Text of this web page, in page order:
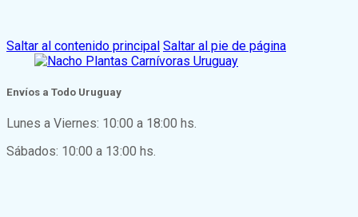
Saltar al contenido principal Saltar al pie de página
Envíos a Todo Uruguay
Lunes a Viernes: 10:00 a 18:00 hs.
Sábados: 10:00 a 13:00 hs.